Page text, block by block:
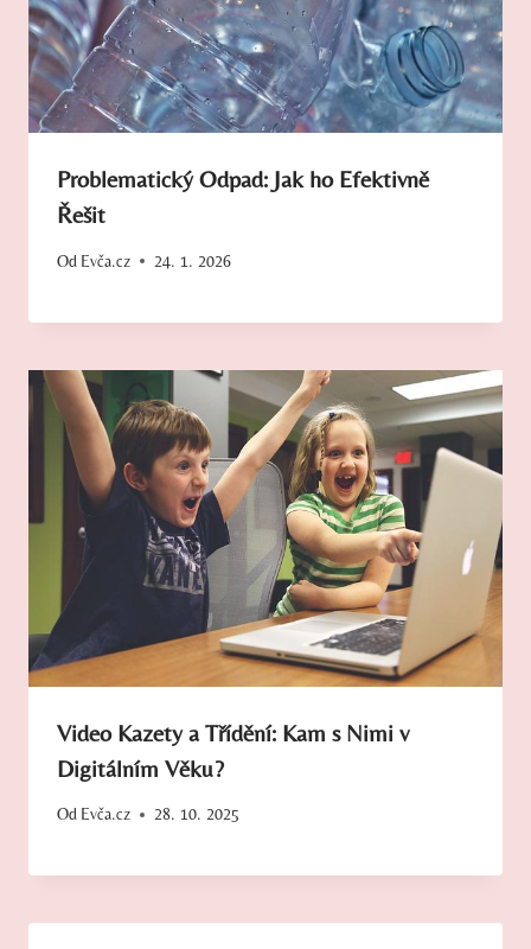
Problematický Odpad: Jak ho Efektivně
Řešit
Od Evča.cz 24. 1. 2026
Video Kazety a Třídění: Kam s Nimi v
Digitálním Věku?
Od Evča.cz 28. 10. 2025